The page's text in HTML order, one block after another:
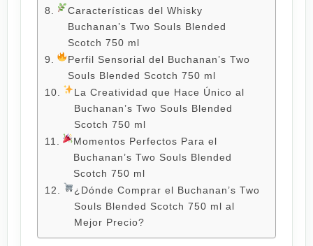
Características del Whisky
Buchanan’s Two Souls Blended
Scotch 750 ml
Perfil Sensorial del Buchanan’s Two
Souls Blended Scotch 750 ml
La Creatividad que Hace Único al
Buchanan’s Two Souls Blended
Scotch 750 ml
Momentos Perfectos Para el
Buchanan’s Two Souls Blended
Scotch 750 ml
¿Dónde Comprar el Buchanan’s Two
Souls Blended Scotch 750 ml al
Mejor Precio?